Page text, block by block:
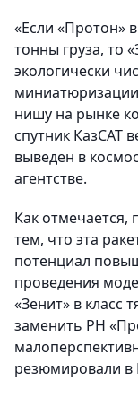
«Если «Протон»
тонны груза, то
экологически
нишу на рынке
спутник КазСАТ
выведен в
агентстве.
Как отмечается,
тем, что эта
потенциал
проведения
«Зенит» в класс
заменить РН
резюмировали в